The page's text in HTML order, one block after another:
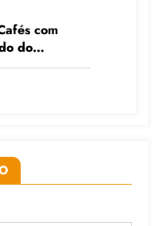
com
do